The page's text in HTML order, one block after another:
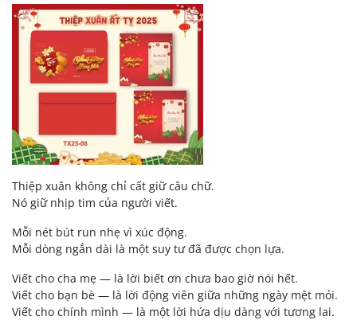
Thiệp xuân không chỉ cất giữ câu chữ.
Nó giữ nhịp tim của người viết.
Mỗi nét bút run nhẹ vì xúc động.
Mỗi dòng ngắn dài là một suy tư đã được chọn lựa.
Viết cho cha mẹ — là lời biết ơn chưa bao giờ nói hết.
Viết cho bạn bè — là lời động viên giữa những ngày mệt mỏi.
Viết cho chính mình — là một lời hứa dịu dàng với tương lai.